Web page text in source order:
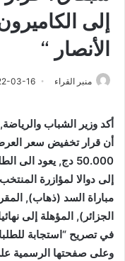
إلى
الأنصار “
منبر القراء 03-16
أكد وزير الشباب
أن قرار تخفيض سعر العرض
50.000 دج, يعود
إلى دوالا لمؤازرة
في تصريح “استجابة
وعلى صفحتها الرسمية